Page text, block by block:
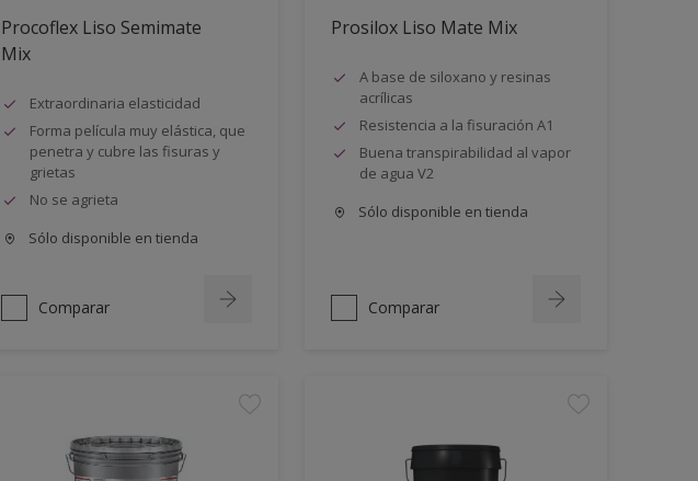
Procoflex Liso Semimate
Mix
Extraordinaria elasticidad
Forma película muy elástica, que
penetra y cubre las fisuras y
grietas
No se agrieta
Sólo disponible en tienda
Comparar
Prosilox Liso Mate Mix
A base de siloxano y resinas
acrílicas
Resistencia a la fisuración A1
Buena transpirabilidad al vapor
de agua V2
Sólo disponible en tienda
Comparar